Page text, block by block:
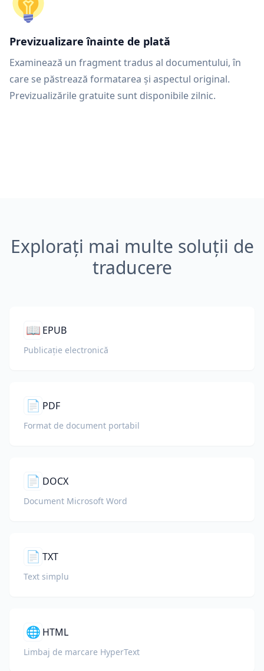
Previzualizare înainte de plată
Examinează un fragment tradus al documentului, în
care se păstrează formatarea și aspectul original.
Previzualizările gratuite sunt disponibile zilnic.
Explorați mai multe soluții de
traducere
📖 EPUB
Publicație electronică
📄 PDF
Format de document portabil
📄 DOCX
Document Microsoft Word
📄 TXT
Text simplu
🌐 HTML
Limbaj de marcare HyperText